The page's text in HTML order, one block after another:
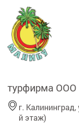
Перейти к
турфирма
г.
й этаж)